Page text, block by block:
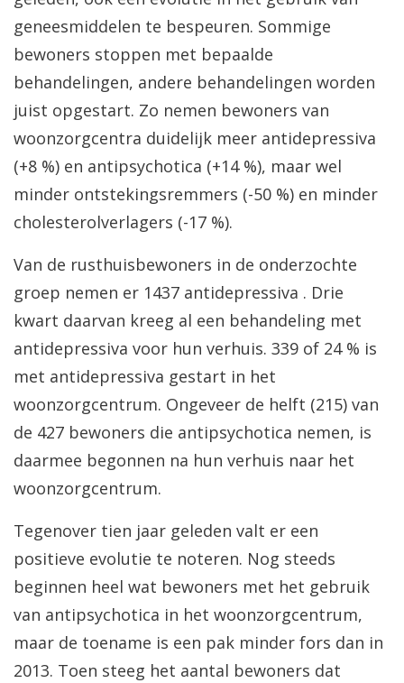
geneesmiddelen te bespeuren. Sommige
bewoners stoppen met bepaalde
behandelingen, andere behandelingen worden
juist opgestart. Zo nemen bewoners van
woonzorgcentra duidelijk meer antidepressiva
(+8 %) en antipsychotica (+14 %), maar wel
minder ontstekingsremmers (-50 %) en minder
cholesterolverlagers (-17 %).
Van de rusthuisbewoners in de onderzochte
groep nemen er 1437 antidepressiva . Drie
kwart daarvan kreeg al een behandeling met
antidepressiva voor hun verhuis. 339 of 24 % is
met antidepressiva gestart in het
woonzorgcentrum. Ongeveer de helft (215) van
de 427 bewoners die antipsychotica nemen, is
daarmee begonnen na hun verhuis naar het
woonzorgcentrum.
Tegenover tien jaar geleden valt er een
positieve evolutie te noteren. Nog steeds
beginnen heel wat bewoners met het gebruik
van antipsychotica in het woonzorgcentrum,
maar de toename is een pak minder fors dan in
2013. Toen steeg het aantal bewoners dat